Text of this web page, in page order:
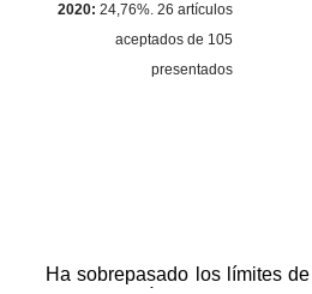
2020: 24,76%. 26 artículos
aceptados de 105
presentados